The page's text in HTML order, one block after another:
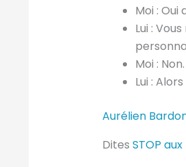
Moi : Oui
Lui :
Moi : Non.
Lui :
Aurélien
Dites STOP